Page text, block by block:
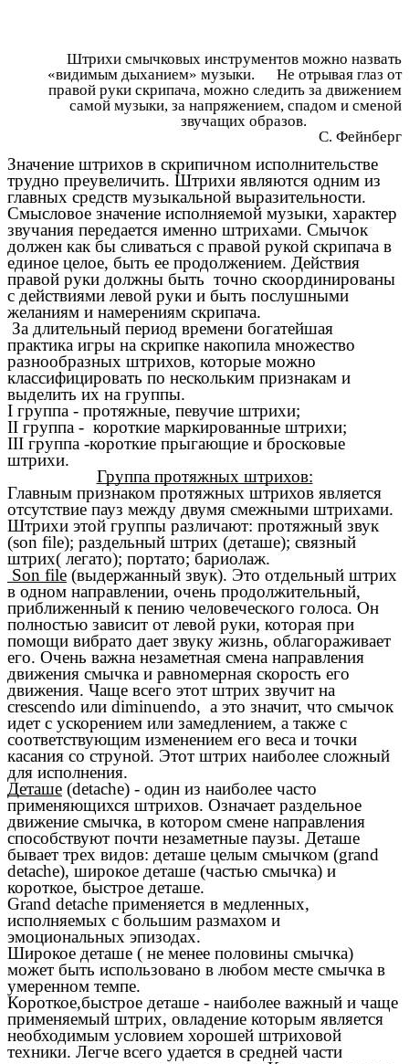
Штрихи смычковых инструментов можно назвать
«видимым дыханием» музыки. Не отрывая глаз от
правой руки скрипача, можно следить за движением
самой музыки, за напряжением, спадом и сменой
звучащих образов.
С. Фейнберг
Значение штрихов в скрипичном исполнительстве
трудно преувеличить. Штрихи являются одним из
главных средств музыкальной выразительности.
Смысловое значение исполняемой музыки, характер
звучания передается именно штрихами. Смычок
должен как бы сливаться с правой рукой скрипача в
единое целое, быть ее продолжением. Действия
правой руки должны быть точно скоординированы
с действиями левой руки и быть послушными
желаниям и намерениям скрипача.
За длительный период времени богатейшая
практика игры на скрипке накопила множество
разнообразных штрихов, которые можно
классифицировать по нескольким признакам и
выделить их на группы.
I группа - протяжные, певучие штрихи;
II группа - короткие маркированные штрихи;
III группа -короткие прыгающие и бросковые
штрихи.
Группа протяжных штрихов:
Главным признаком протяжных штрихов является
отсутствие пауз между двумя смежными штрихами.
Штрихи этой группы различают: протяжный звук
(son file); раздельный штрих (деташе); связный
штрих( легато); портато; бариолаж.
Son file (выдержанный звук). Это отдельный штрих
в одном направлении, очень продолжительный,
приближенный к пению человеческого голоса. Он
полностью зависит от левой руки, которая при
помощи вибрато дает звуку жизнь, облагораживает
его. Очень важна незаметная смена направления
движения смычка и равномерная скорость его
движения. Чаще всего этот штрих звучит на
crescendo или diminuendo, а это значит, что смычок
идет с ускорением или замедлением, а также с
соответствующим изменением его веса и точки
касания со струной. Этот штрих наиболее сложный
для исполнения.
Деташе (detache) - один из наиболее часто
применяющихся штрихов. Означает раздельное
движение смычка, в котором смене направления
способствуют почти незаметные паузы. Деташе
бывает трех видов: деташе целым смычком (grand
detache), широкое деташе (частью смычка) и
короткое, быстрое деташе.
Grand detache применяется в медленных,
исполняемых с большим размахом и
эмоциональных эпизодах.
Широкое деташе ( не менее половины смычка)
может быть использовано в любом месте смычка в
умеренном темпе.
Короткое,быстрое деташе - наиболее важный и чаще
применяемый штрих, овладение которым является
необходимым условием хорошей штриховой
техники. Легче всего удается в средней части